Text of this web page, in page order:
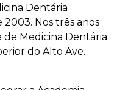
Dentária
2003. Nos três anos
Medicina Dentária
do Alto Ave.